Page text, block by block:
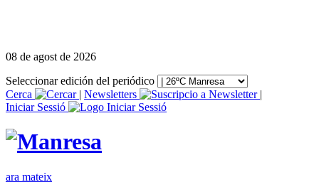
08 de agost de 2026
Seleccionar edición del periódico
Cerca
| Newsletters
|
Iniciar Sessió
ara mateix